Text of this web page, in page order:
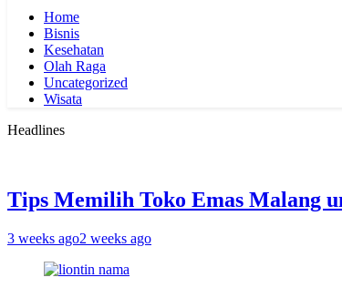
Home
Bisnis
Kesehatan
Olah Raga
Uncategorized
Wisata
Headlines
Tips Memilih Toko Emas Malang
3 weeks ago2 weeks ago